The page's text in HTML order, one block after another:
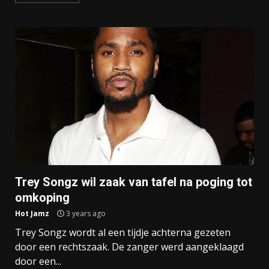
Trey Songz wil zaak van tafel na poging tot
omkoping
Hot Jamz 3 years ago
Trey Songz wordt al een tijdje achterna gezeten
door een rechtszaak. De zanger werd aangeklaagd
door een...